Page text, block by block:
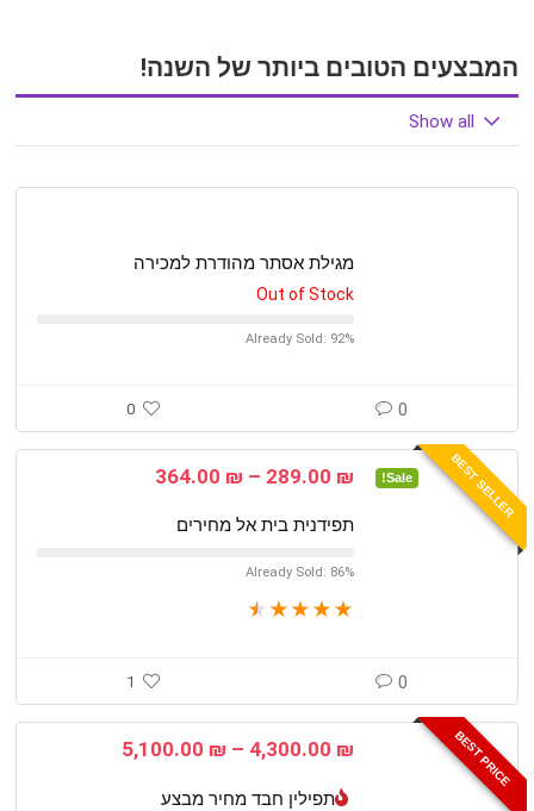
המבצעים הטובים ביותר של השנה!
Show all
מגילת אסתר מהודרת למכירה
Out of Stock
Already Sold: 92%
0 0
BEST SELLER
Sale!
289.00 ₪
–
364.00 ₪
תפידנית בית אל מחירים
Already Sold: 86%
★
★
★
★
★
1 0
BEST PRICE
4,300.00 ₪
–
5,100.00 ₪
תפילין חבד מחיר מבצע